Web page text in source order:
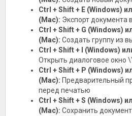
Ctrl + Shift + E (Windows)
(Mac): Экспорт документа
Ctrl + Shift + G (Windows)
(Mac): Создать группу из
Ctrl + Shift + I (Windows)
Открыть диалоговое окно
Ctrl + Shift + P (Windows)
(Mac): Предварительный
перед печатью
Ctrl + Shift + S (Windows)
(Mac): Сохранить